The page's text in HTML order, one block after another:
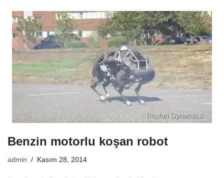
Benzin motorlu koşan robot
admin Kasım 28, 2014